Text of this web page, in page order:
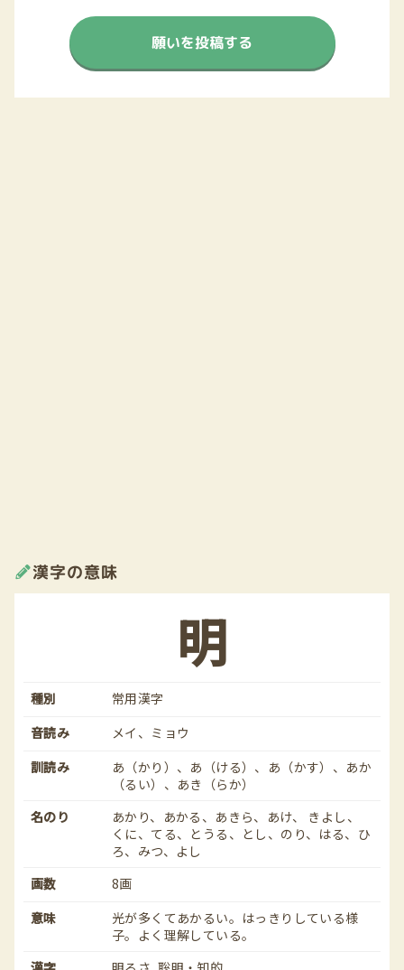
願いを投稿する
漢字の意味
明
種別
常用漢字
音読み
メイ、ミョウ
訓読み
あ（かり）、あ（ける）、あ（かす）、あか
（るい）、あき（らか）
名のり
あかり、あかる、あきら、あけ、 きよし、
くに、てる、とうる、とし、のり、はる、ひ
ろ、みつ、よし
画数
8画
意味
光が多くてあかるい。はっきりしている様
子。よく理解している。